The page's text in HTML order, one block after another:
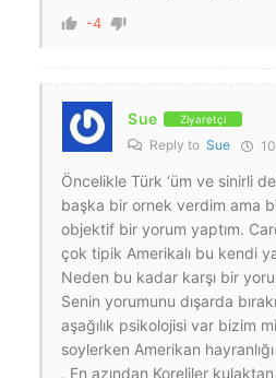
-4
Sue Ziyaretçi
Reply to Sue
Öncelikle Türk ‘üm ve sinirli
başka bir ornek verdim ama
objektif bir yorum yaptım.
çok tipik Amerikalı bu kendi
Neden bu kadar karşı bir
Senin yorumunu dışarda
aşağılık psikolojisi var bizim
soylerken Amerikan
. En azından Koreliler